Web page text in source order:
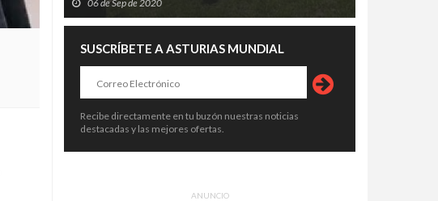
06 de Sep de 2020
SUSCRÍBETE A ASTURIAS MUNDIAL
Recibe directamente en tu buzón nuestras noticias
destacadas y las mejores ofertas.
ANUNCIO